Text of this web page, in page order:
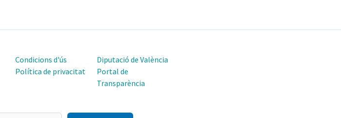
Condicions d'ús
Política de privacitat
Diputació de València
Portal de
Transparència